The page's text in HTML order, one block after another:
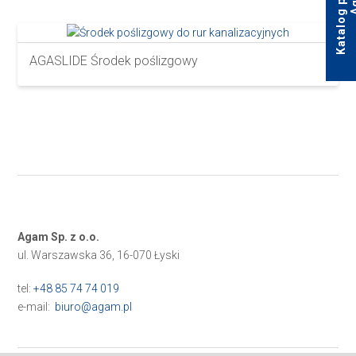
AGASLIDE Środek poślizgowy
Agam Sp. z o.o.
ul. Warszawska 36, 16-070 Łyski
tel:+48 85 74 74 019
e-mail: biuro@agam.pl